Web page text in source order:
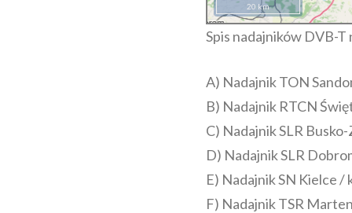
20 km
Spis nadajników DVB-
A) Nadajnik TON
B) Nadajnik RTCN
C) Nadajnik SLR
D) Nadajnik SLR
E) Nadajnik SN Kielce /
F) Nadajnik TSR